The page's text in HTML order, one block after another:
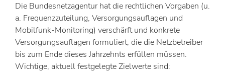
Die Bundesnetzagentur hat die rechtlichen Vorgaben (u.
a. Frequenzzuteilung, Versorgungsauflagen und
Mobilfunk-Monitoring) verschärft und konkrete
Versorgungsauflagen formuliert, die die Netzbetreiber
bis zum Ende dieses Jahrzehnts erfüllen müssen.
Wichtige, aktuell festgelegte Zielwerte sind: